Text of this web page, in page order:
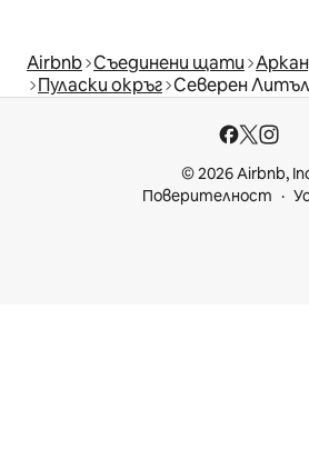
Airbnb Съединени щати
Пуласки окръг Северен
© 2026 Airbnb,
Поверителност